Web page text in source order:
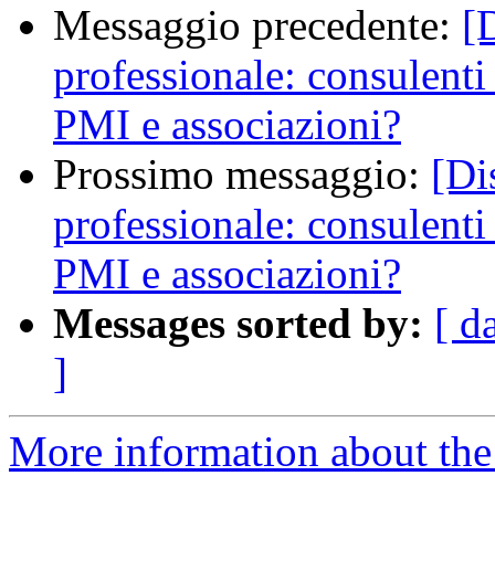
Messaggio precedente:
professionale:
PMI e associazioni?
Prossimo messaggio:
professionale:
PMI e associazioni?
Messages sorted by: [
]
More information about